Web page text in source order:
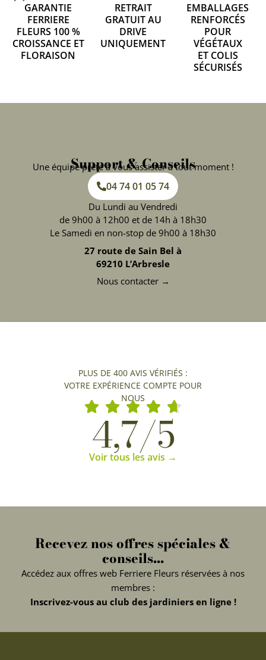
GARANTIE
FERRIERE
FLEURS 100 %
CROISSANCE ET
FLORAISON
RETRAIT
GRATUIT AU
DRIVE
UNIQUEMENT
EMBALLAGES
RENFORCÉS
POUR
VÉGÉTAUX
ET COLIS
SÉCURISÉS
Support & Conseils
Une équipe prête à vous assister à tout moment !
04 74 01 05 74
Du Lundi au Vendredi
de 9h00 à 12h00 et de 14h à 18h30
Le Samedi en non-stop de 9h00 à 18h30
27 route de Sain Bel à
69210 L’Arbresle
Nous contacter →
PLUS DE 400 AVIS VÉRIFIÉS :
VOTRE EXPÉRIENCE COMPTE POUR
NOUS
4,7/5
Voir tous les avis →
Recevez nos offres spéciales &
conseils...
Accédez aux offres web Ferriere Fleurs réservées à nos
membres :
Inscrivez-vous au club des jardiniers en ligne !